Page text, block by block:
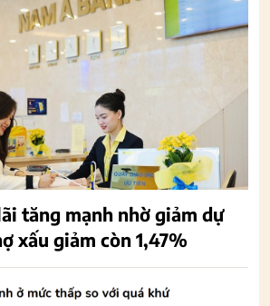
tăng mạnh nhờ giảm dự
xấu giảm còn 1,47%